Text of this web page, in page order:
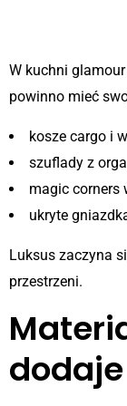
W kuchni
powinno mieć
kosze cargo i
szuflady z
magic corners
ukryte
Luksus zaczyna
przestrzeni.